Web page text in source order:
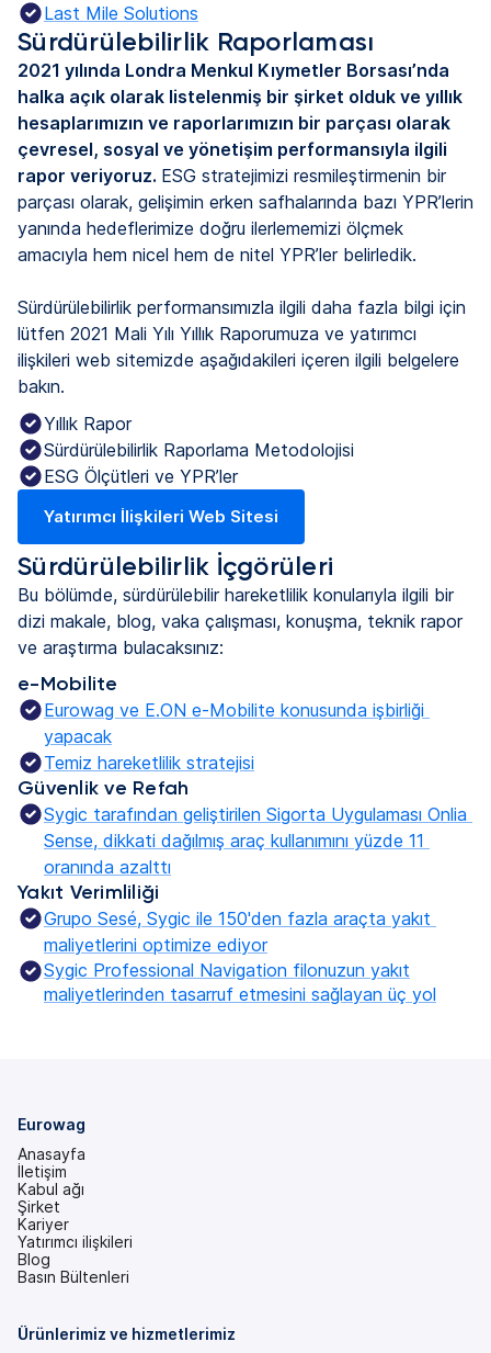
Last Mile Solutions
Sürdürülebilirlik Raporlaması
2021 yılında Londra Menkul Kıymetler Borsası’nda
halka açık olarak listelenmiş bir şirket olduk ve yıllık
hesaplarımızın ve raporlarımızın bir parçası olarak
çevresel, sosyal ve yönetişim performansıyla ilgili
rapor veriyoruz. ESG stratejimizi resmileştirmenin bir
parçası olarak, gelişimin erken safhalarında bazı YPR’lerin
yanında hedeflerimize doğru ilerlememizi ölçmek
amacıyla hem nicel hem de nitel YPR’ler belirledik.
Sürdürülebilirlik performansımızla ilgili daha fazla bilgi için
lütfen 2021 Mali Yılı Yıllık Raporumuza ve yatırımcı
ilişkileri web sitemizde aşağıdakileri içeren ilgili belgelere
bakın.
Yıllık Rapor
Sürdürülebilirlik Raporlama Metodolojisi
ESG Ölçütleri ve YPR’ler
Yatırımcı İlişkileri Web Sitesi
(yeni bir sekmede)
Sürdürülebilirlik İçgörüleri
Bu bölümde, sürdürülebilir hareketlilik konularıyla ilgili bir
dizi makale, blog, vaka çalışması, konuşma, teknik rapor
ve araştırma bulacaksınız:
e-Mobilite
Eurowag ve E.ON e-Mobilite konusunda işbirliği
yapacak
Temiz hareketlilik stratejisi
Güvenlik ve Refah
Sygic tarafından geliştirilen Sigorta Uygulaması Onlia
Sense, dikkati dağılmış araç kullanımını yüzde 11
oranında azalttı
Yakıt Verimliliği
Grupo Sesé, Sygic ile 150'den fazla araçta yakıt
maliyetlerini optimize ediyor
Sygic Professional Navigation filonuzun yakıt
maliyetlerinden tasarruf etmesini sağlayan üç yol
Eurowag
Anasayfa
İletişim
Kabul ağı
Şirket
Kariyer
Yatırımcı ilişkileri
(yeni
bir
Blog
Basın Bültenleri
Ürünlerimiz ve hizmetlerimiz